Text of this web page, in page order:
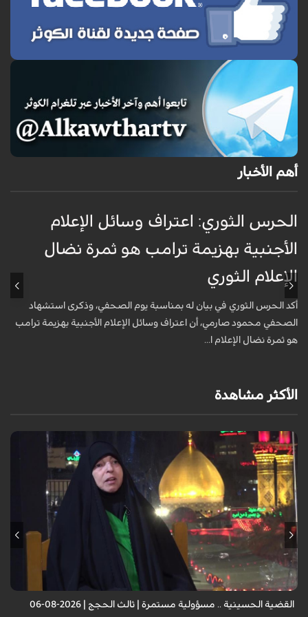
أهم الأخبار
الحرس الثوري: اعتراف وسائل الإعلام
الأجنبية بهزيمة ترامب هو ثمرة نضال
الإعلام الثوري
أكد الحرس الثوري في بيان له بمناسبة يوم الصحفي، وذكرى استشهاد
الصحفي محمود صارمي، أن اعتراف وسائل الإعلام الأجنبية بهزيمة ترامب
هو ثمرة نضال الإعلام ا...
الأكثر مشاهدة
الضيف: الأستاذة أميرة القزاز - باحثة إسلامية
القضية الحسينية .. مسؤولية مستمرة | ثالث الحجج | 2026-08-06